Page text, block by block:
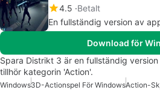
4.5 Betalt
En fullständig version av
Download för
Spara Distrikt 3 är en fullständig
tillhör kategorin 'Action'.
Windows3D-Actionspel För WindowsAction-